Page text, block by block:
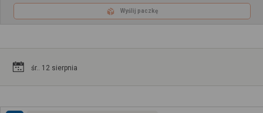
Wyślij paczkę
śr.. 12 sierpnia